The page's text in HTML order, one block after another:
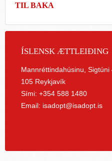
TIL BAKA
ÍSLENSK ÆTTLEIÐING
Mannréttindahúsinu, Sigtúni
105 Reykjavík
Sími: +354 588 1480
Email: isadopt@isadopt.is